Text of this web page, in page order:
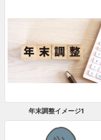
年末調整イメージ1